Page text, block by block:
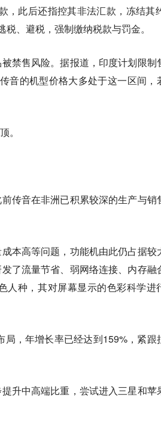
，此后还指控其非法汇款，冻结其
、避税，强制缴纳税款与罚金。
禁售风险。据报道，印度计划限制
音的机型价格大多处于这一区间，
。
传音在非洲已积累较深的生产与销
本高等问题，功能机由此仍占据较
了流量节省、弱网络连接、内存融
人种，其对屏幕显示的色彩科学进
，年增长率已经达到159%，紧跟
升中高端比重，尝试进入三星和苹